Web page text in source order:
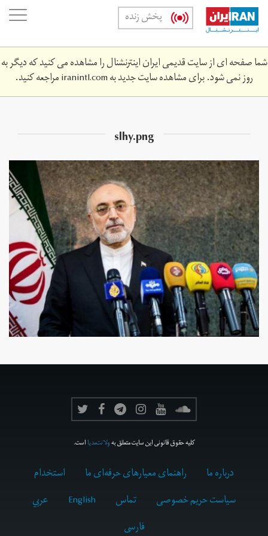
Skip
main
content
پخش زنده
شما صفحه ای از سایت قدیمی ایران اینترنشنال را مشاهده می کنید که دیگر به
روز نمی شود. برای مشاهده سایت جدید بهiranintl.comمراجعه کنید.
slhy.png
کلیه حقوق قانونی این سایت متعلق بهولانت‌مدیااست.
درباره ما راهنمای معیارهای حرفه‌ای ما
استخدام
سیاست حریم خصوصی
تماس English
عربي
فارسى